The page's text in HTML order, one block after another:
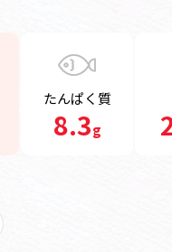
たんぱく質
8.3g